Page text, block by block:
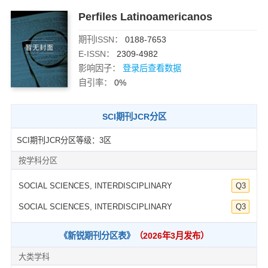
Perfiles Latinoamericanos
期刊ISSN：
0188-7653
E-ISSN：
2309-4982
影响因子：
登录后查看数据
自引率：
0%
SCI期刊JCR分区
SCI期刊JCR分区等级：3区
按学科分区
SOCIAL SCIENCES, INTERDISCIPLINARY Q3
SOCIAL SCIENCES, INTERDISCIPLINARY Q3
《新锐期刊分区表》 （2026年3月发布）
大类学科